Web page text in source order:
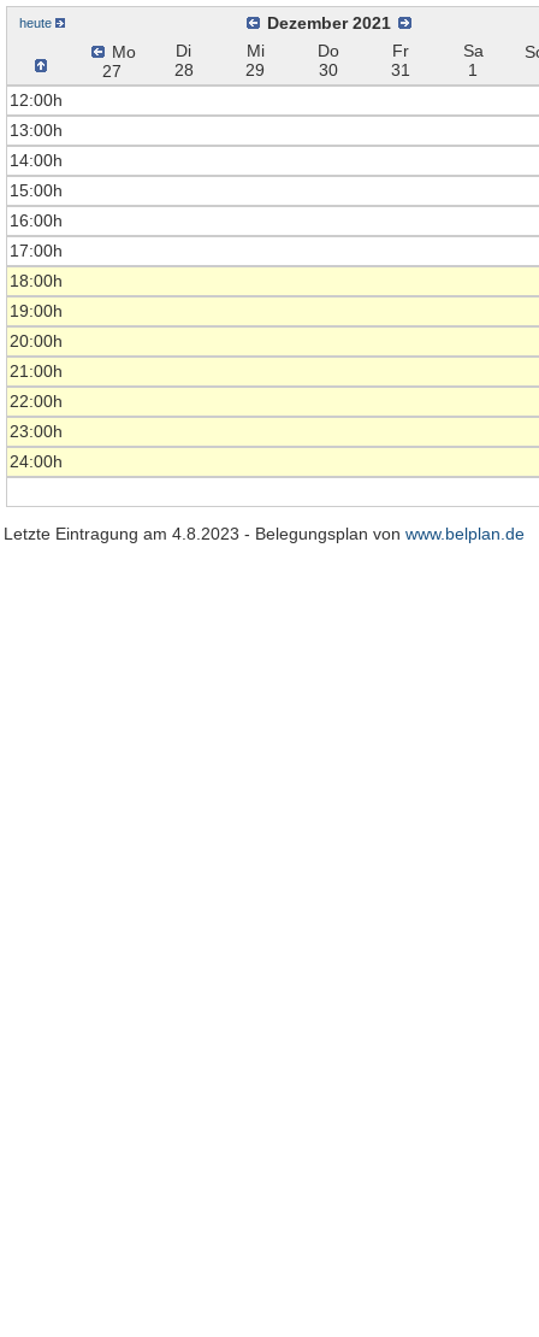
heute
Dezember 2021
Mo
27
Di
28
Mi
29
Do
30
Fr
31
Sa
1
12:00h
13:00h
14:00h
15:00h
16:00h
17:00h
18:00h
19:00h
20:00h
21:00h
22:00h
23:00h
24:00h
Letzte Eintragung am 4.8.2023 - Belegungsplan von www.belplan.de